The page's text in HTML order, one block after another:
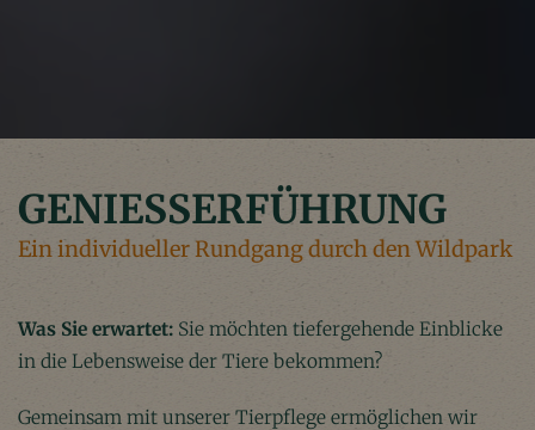
GENIESSERFÜHRUNG
Ein individueller Rundgang durch den Wildpark
Was Sie erwartet: Sie möchten tiefergehende Einblicke
in die Lebensweise der Tiere bekommen?
Gemeinsam mit unserer Tierpflege ermöglichen wir